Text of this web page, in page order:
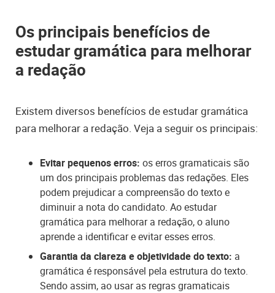
Os principais benefícios de
estudar gramática para melhorar
a redação
Existem diversos benefícios de estudar gramática
para melhorar a redação. Veja a seguir os principais:
Evitar pequenos erros: os erros gramaticais são
um dos principais problemas das redações. Eles
podem prejudicar a compreensão do texto e
diminuir a nota do candidato. Ao estudar
gramática para melhorar a redação, o aluno
aprende a identificar e evitar esses erros.
Garantia da clareza e objetividade do texto: a
gramática é responsável pela estrutura do texto.
Sendo assim, ao usar as regras gramaticais